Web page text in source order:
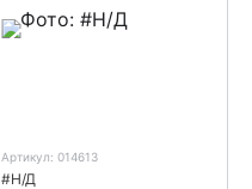
Артикул: 014613
#Н/Д